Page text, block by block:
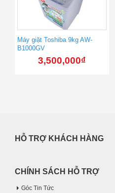
Máy giặt Toshiba 9kg AW-
B1000GV
3,500,000₫
HỖ TRỢ KHÁCH HÀNG
CHÍNH SÁCH HỖ TRỢ
Góc Tin Tức